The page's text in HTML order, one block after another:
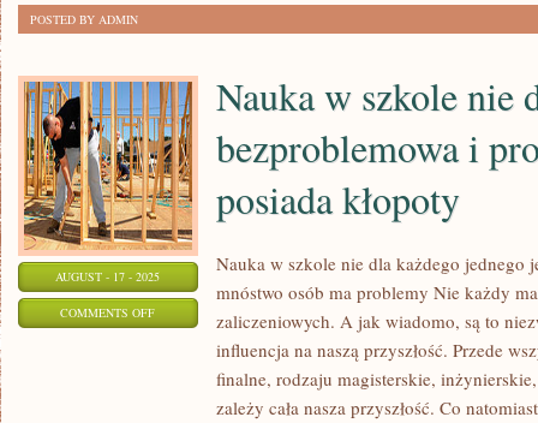
POSTED BY ADMIN
AUGUST - 17 - 2025
COMMENTS OFFON
Nauka w szkole nie
bezproblemowa i
posiada kłopoty
Nauka w szkole nie dla każdego jednego
mnóstwo osób ma problemy Nie każdy
zaliczeniowych. A jak wiadomo, są to
influencja na naszą przyszłość. Przede
finalne, rodzaju magisterskie,
zależy cała nasza przyszłość. Co